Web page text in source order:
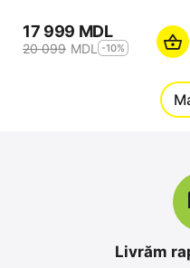
17 999 MDL
20 099 MDL -10%
Livrăm